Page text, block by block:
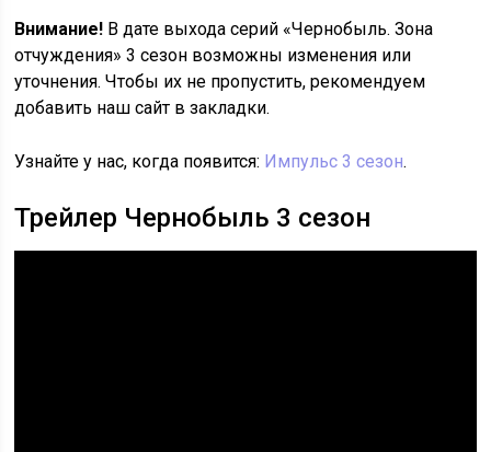
Внимание! В дате выхода серий «Чернобыль. Зона
отчуждения» 3 сезон возможны изменения или
уточнения. Чтобы их не пропустить, рекомендуем
добавить наш сайт в закладки.
Узнайте у нас, когда появится: Импульс 3 сезон.
Трейлер Чернобыль 3 сезон